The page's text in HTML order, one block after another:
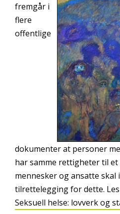
fremgår i
flere
offentlige
dokumenter at personer
har samme rettigheter til et
mennesker og ansatte skal
tilrettelegging for dette.
Seksuell helse: lovverk og